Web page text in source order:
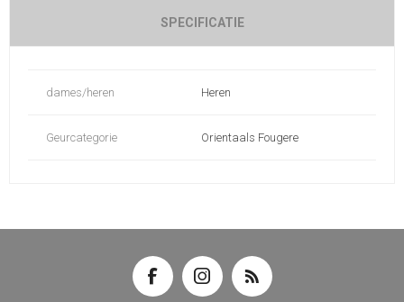
SPECIFICATIE
dames/heren Heren
Geurcategorie Orientaals Fougere